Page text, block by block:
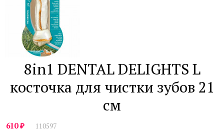
8in1 DENTAL DELIGHTS L
косточка для чистки зубов 21
см
610₽ 110597